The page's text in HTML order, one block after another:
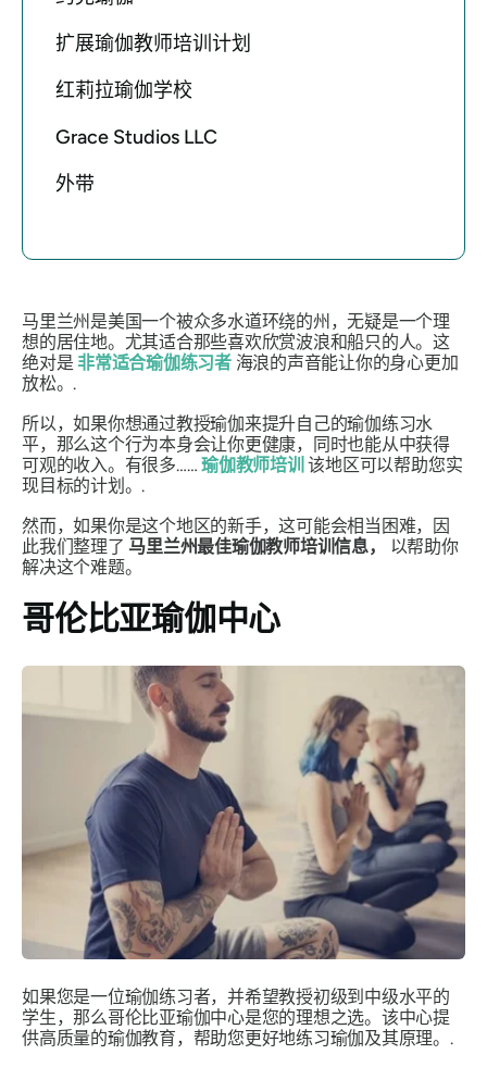
扩展瑜伽教师培训计划
红莉拉瑜伽学校
Grace Studios LLC
外带
马里兰州是美国一个被众多水道环绕的州，无疑是一个理
想的居住地。尤其适合那些喜欢欣赏波浪和船只的人。这
绝对是 非常适合瑜伽练习者海浪的声音能让你的身心更加
放松。.
所以，如果你想通过教授瑜伽来提升自己的瑜伽练习水
平，那么这个行为本身会让你更健康，同时也能从中获得
可观的收入。有很多……瑜伽教师培训 该地区可以帮助您实
现目标的计划。.
然而，如果你是这个地区的新手，这可能会相当困难，因
此我们整理了 马里兰州最佳瑜伽教师培训信息， 以帮助你
解决这个难题。
哥伦比亚瑜伽中心
如果您是一位瑜伽练习者，并希望教授初级到中级水平的
学生，那么哥伦比亚瑜伽中心是您的理想之选。该中心提
供高质量的瑜伽教育，帮助您更好地练习瑜伽及其原理。.